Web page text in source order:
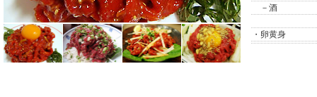
－酒
・卵黄身